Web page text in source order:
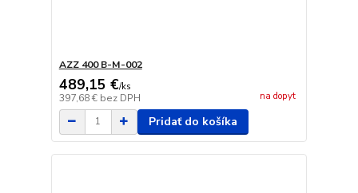
AZZ 400 B-M-002
489,15 €/ks
397,68 € bez DPH na dopyt
Pridať do košíka